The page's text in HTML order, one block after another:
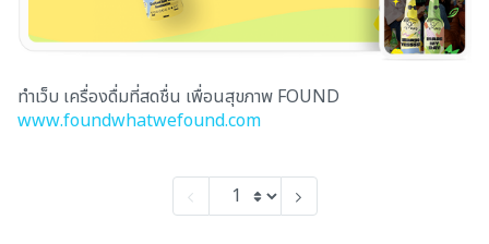
ทำเว็บ เครื่องดื่มที่สดชื่น เพื่อนสุขภาพ FOUND
www.foundwhatwefound.com